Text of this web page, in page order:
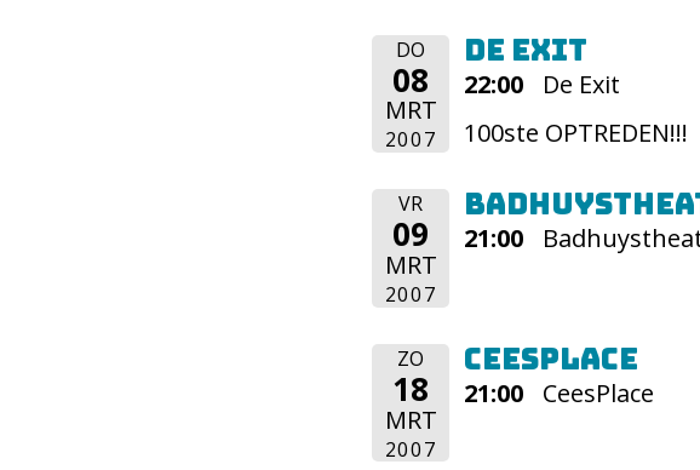
DO
08
MRT
2007
De Exit
22:00
De Exit
100ste OPTREDEN!!!
VR
09
MRT
2007
21:00
ZO
18
MRT
2007
CeesPlace
21:00 CeesPlace